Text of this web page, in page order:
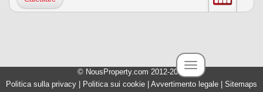
Toggle navigation
Vendita |Affitto|Investimenti|Servizi|Informazioni
Team
© NousProperty.com 2012-2026
Politica sulla privacy
Politica sui cookie Avvertimento legale Sitemaps